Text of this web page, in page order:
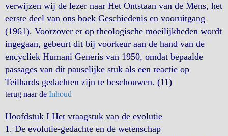
verwijzen wij de lezer naar Het Ontstaan van de Mens, het
eerste deel van ons boek Geschiedenis en vooruitgang
(1961). Voorzover er op theologische moeilijkheden wordt
ingegaan, gebeurt dit bij voorkeur aan de hand van de
encycliek Humani Generis van 1950, omdat bepaalde
passages van dit pauselijke stuk als een reactie op
Teilhards gedachten zijn te beschouwen. (11)
terug naar de Inhoud
Hoofdstuk I Het vraagstuk van de evolutie
1. De evolutie-gedachte en de wetenschap